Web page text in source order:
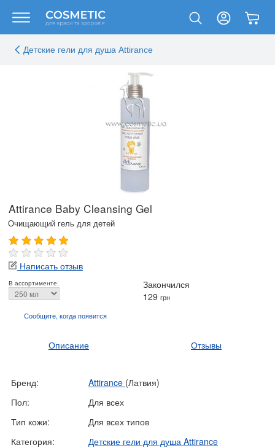
Детские гели для душа Attirance
Attirance Baby Cleansing Gel
Очищающий гель для детей
Написать отзыв
В ассортименте:
Закончился
129 грн
Сообщите, когдапоявится
Описание Отзывы
Бренд: Attirance (Латвия)
Пол:
Для всех
Тип кожи:
Для всех типов
Категория:
Детские гели для душа Attirance